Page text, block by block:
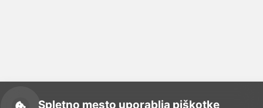
Spletno mesto uporablja piškotke